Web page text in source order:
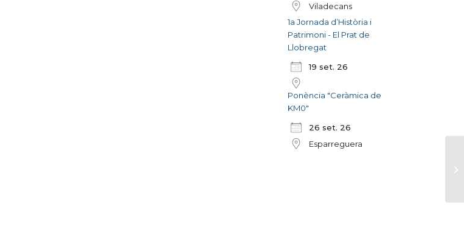
Viladecans
1a Jornada d’Història i
Patrimoni - El Prat de
Llobregat
19 set. 26
Ponència "Ceràmica de
KM0"
26 set. 26
Esparreguera